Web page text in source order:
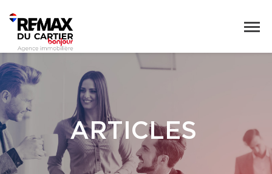
ARTICLES